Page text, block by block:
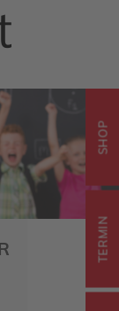
TERMIN
SHOP